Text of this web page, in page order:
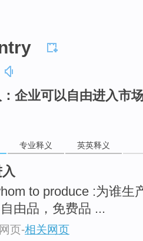
企业可以自由进入市
专业释义 英英释义
to produce :为谁生
由品，免费品 ...
页-相关网页